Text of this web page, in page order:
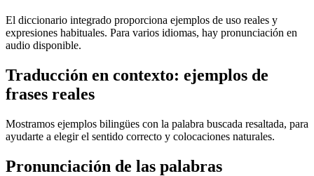
El diccionario integrado proporciona ejemplos de uso reales y
expresiones habituales. Para varios idiomas, hay pronunciación en
audio disponible.
Traducción en contexto: ejemplos de
frases reales
Mostramos ejemplos bilingües con la palabra buscada resaltada, para
ayudarte a elegir el sentido correcto y colocaciones naturales.
Pronunciación de las palabras